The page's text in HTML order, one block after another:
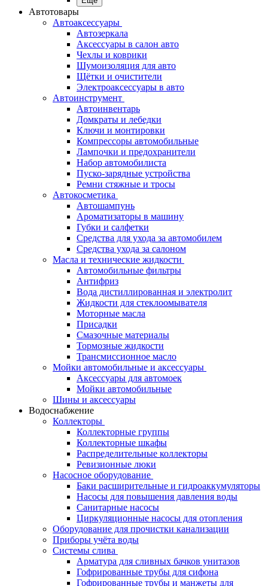
Автотовары
Автоаксессуары
Автозеркала
Аксессуары в салон авто
Чехлы и коврики
Шумоизоляция для авто
Щётки и очистители
Электроаксессуары в авто
Автоинструмент
Автоинвентарь
Домкраты и лебедки
Ключи и монтировки
Компрессоры автомобильные
Лампочки и предохранители
Набор автомобилиста
Пуско-зарядные устройства
Ремни стяжные и тросы
Автокосметика
Автошампунь
Ароматизаторы в машину
Губки и салфетки
Средства для ухода за автомобилем
Средства ухода за салоном
Масла и технические жидкости
Автомобильные фильтры
Антифриз
Вода дистиллированная и электролит
Жидкости для стеклоомывателя
Моторные масла
Присадки
Смазочные материалы
Тормозные жидкости
Трансмиссионное масло
Мойки автомобильные и аксессуары
Аксессуары для автомоек
Мойки автомобильные
Шины и аксессуары
Водоснабжение
Коллекторы
Коллекторные группы
Коллекторные шкафы
Распределительные коллекторы
Ревизионные люки
Насосное оборудование
Баки расширительные и гидроаккумуляторы
Насосы для повышения давления воды
Санитарные насосы
Циркуляционные насосы для отопления
Оборудование для прочистки канализации
Приборы учёта воды
Системы слива
Арматура для сливных бачков унитазов
Гофрированные трубы для сифона
Гофрированные трубы и манжеты для